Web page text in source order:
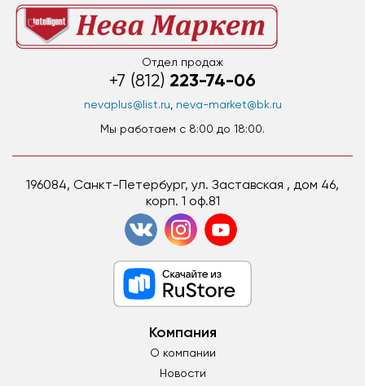
Отдел продаж
+7 (812) 223-74-06
nevaplus@list.ru neva-market@bk.ru
Мы работаем c 8:00 до 18:00.
196084, Санкт-Петербург, ул. Заставская , дом 46,
корп. 1 оф.81
Компания
О компании
Новости